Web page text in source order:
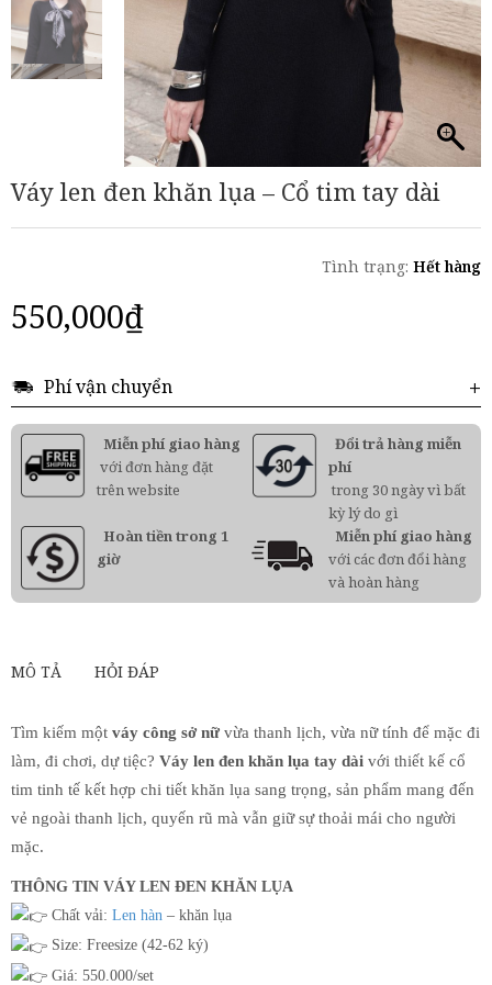
Váy len đen khăn lụa – Cổ tim tay dài
Tình trạng: Hết hàng
550,000₫
Phí vận chuyển
Miễn phí giao hàng
với đơn hàng đặt
trên website
Đổi trả hàng miễn
phí
trong 30 ngày vì bất
kỳ lý do gì
Hoàn tiền trong 1
giờ
Miễn phí giao hàng
với các đơn đổi hàng
và hoàn hàng
MÔ TẢ HỎI ĐÁP
Tìm kiếm một váy công sở nữ vừa thanh lịch, vừa nữ tính để mặc đi
làm, đi chơi, dự tiệc? Váy len đen khăn lụa tay dài với thiết kế cổ
tim tinh tế kết hợp chi tiết khăn lụa sang trọng, sản phẩm mang đến
vẻ ngoài thanh lịch, quyến rũ mà vẫn giữ sự thoải mái cho người
mặc.
THÔNG TIN VÁY LEN ĐEN KHĂN LỤA
Chất vải: Len hàn – khăn lụa
Size: Freesize (42-62 ký)
Giá: 550.000/set